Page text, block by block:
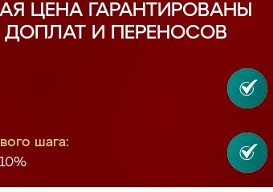
ЦЕНА ГАРАНТИРОВАНЫ
И ПЕРЕНОСОВ
шага: